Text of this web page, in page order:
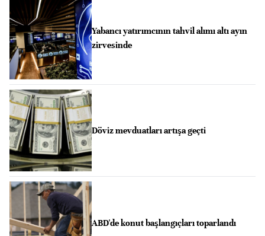
Yabancı yatırımcının tahvil alımı altı ayın
zirvesinde
Döviz mevduatları artışa geçti
ABD'de konut başlangıçları toparlandı